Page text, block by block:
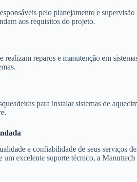
pelo planejamento e
aos requisitos do projeto.
realizam reparos e manutenção em
para instalar sistemas de
e confiabilidade de seus serviços
um excelente suporte técnico, a